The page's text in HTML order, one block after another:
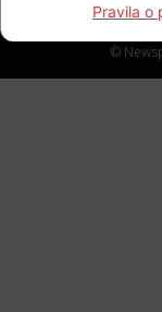
Pravila o
Impressum
©